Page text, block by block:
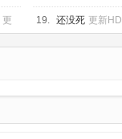
更 19. 还没死 更新HD